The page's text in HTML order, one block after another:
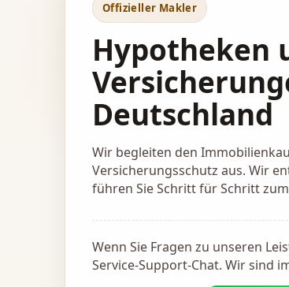
Offizieller Makler
Hypotheken
Deutschland
Wir begleiten den
Versicherungsschutz aus. Wir
führen Sie Schritt für Schritt
Wenn Sie Fragen zu unseren
Service-Support-Chat. Wir sind